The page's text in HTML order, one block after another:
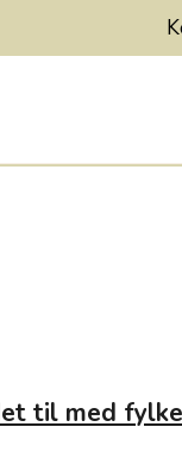
til med